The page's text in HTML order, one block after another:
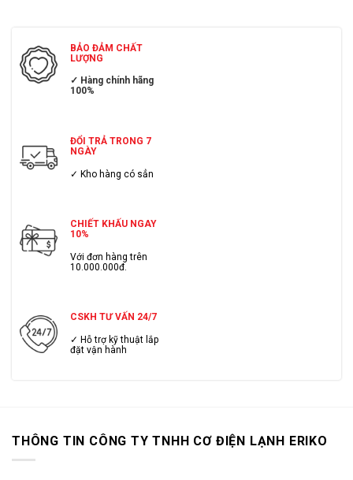
BẢO ĐẢM CHẤT
LƯỢNG
✓ Hàng chính hãng
100%
ĐỔI TRẢ TRONG 7
NGÀY
✓ Kho hàng có sẳn
CHIẾT KHẤU NGAY
10%
Với đơn hàng trên
10.000.000đ.
CSKH TƯ VẤN 24/7
✓ Hỗ trợ kỹ thuật lắp
đặt vận hành
THÔNG TIN CÔNG TY TNHH CƠ ĐIỆN LẠNH ERIKO